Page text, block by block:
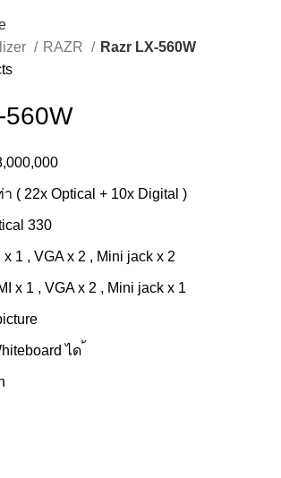
RAZR
Razr LX-560W
560W
า ( 22x Optical + 10x Digital )
330
x 1 , VGA x 2 , Mini jack x 2
x 1 , VGA x 2 , Mini jack x 1
ได